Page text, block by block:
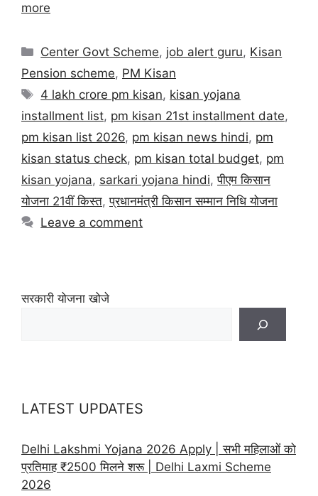
more
Center Govt Scheme, job alert guru, Kisan
Pension scheme, PM Kisan
4 lakh crore pm kisan, kisan yojana
installment list, pm kisan 21st installment date,
pm kisan list 2026, pm kisan news hindi, pm
kisan status check, pm kisan total budget, pm
kisan yojana, sarkari yojana hindi,पीएम किसान
योजना 21वीं किस्त,प्रधानमंत्री किसान सम्मान निधि योजना
Leave a comment
सरकारी योजना खोजे
LATEST UPDATES
Delhi Lakshmi Yojana 2026 Apply | सभी महिलाओं को
प्रतिमाह ₹2500 मिलने शरू | Delhi Laxmi Scheme
2026